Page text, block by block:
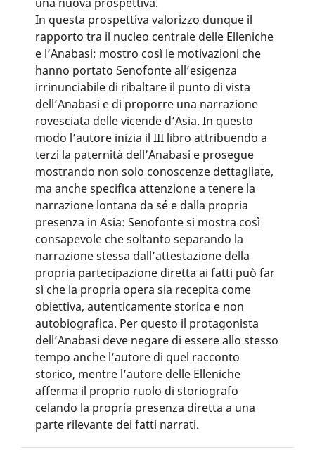
In questa prospettiva valorizzo dunque il
rapporto tra il nucleo centrale delle Elleniche
e l’Anabasi; mostro così le motivazioni che
hanno portato Senofonte all’esigenza
irrinunciabile di ribaltare il punto di vista
dell’Anabasi e di proporre una narrazione
rovesciata delle vicende d’Asia. In questo
modo l’autore inizia il III libro attribuendo a
terzi la paternità dell’Anabasi e prosegue
mostrando non solo conoscenze dettagliate,
ma anche specifica attenzione a tenere la
narrazione lontana da sé e dalla propria
presenza in Asia: Senofonte si mostra così
consapevole che soltanto separando la
narrazione stessa dall’attestazione della
propria partecipazione diretta ai fatti può far
sì che la propria opera sia recepita come
obiettiva, autenticamente storica e non
autobiografica. Per questo il protagonista
dell’Anabasi deve negare di essere allo stesso
tempo anche l’autore di quel racconto
storico, mentre l’autore delle Elleniche
afferma il proprio ruolo di storiografo
celando la propria presenza diretta a una
parte rilevante dei fatti narrati.